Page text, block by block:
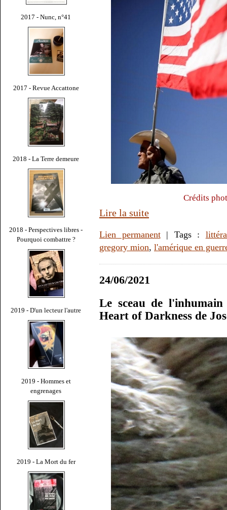
2017 - Nunc, n°41
2017 - Revue Accattone
2018 - La Terre demeure
2018 - Perspectives libres -
Pourquoi combattre ?
2019 - D'un lecteur l'autre
2019 - Hommes et
engrenages
2019 - La Mort du fer
Crédits
Lire la suite
Lien permanent| Tags :
gregory mion, l'amérique en
24/06/2021
Le sceau de
Heart of Darkness de